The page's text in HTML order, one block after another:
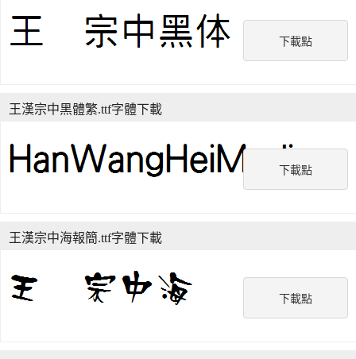
下載點
下載點
王漢宗中黑體繁.ttf字體下載
下載點
王漢宗中海報簡.ttf字體下載